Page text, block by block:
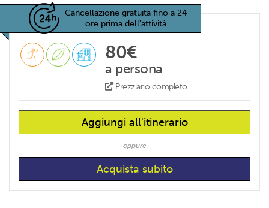
Cancellazione gratuita fino a 24
ore prima dell'attività
80€
a persona
Prezziario completo
Aggiungi all'itinerario
oppure